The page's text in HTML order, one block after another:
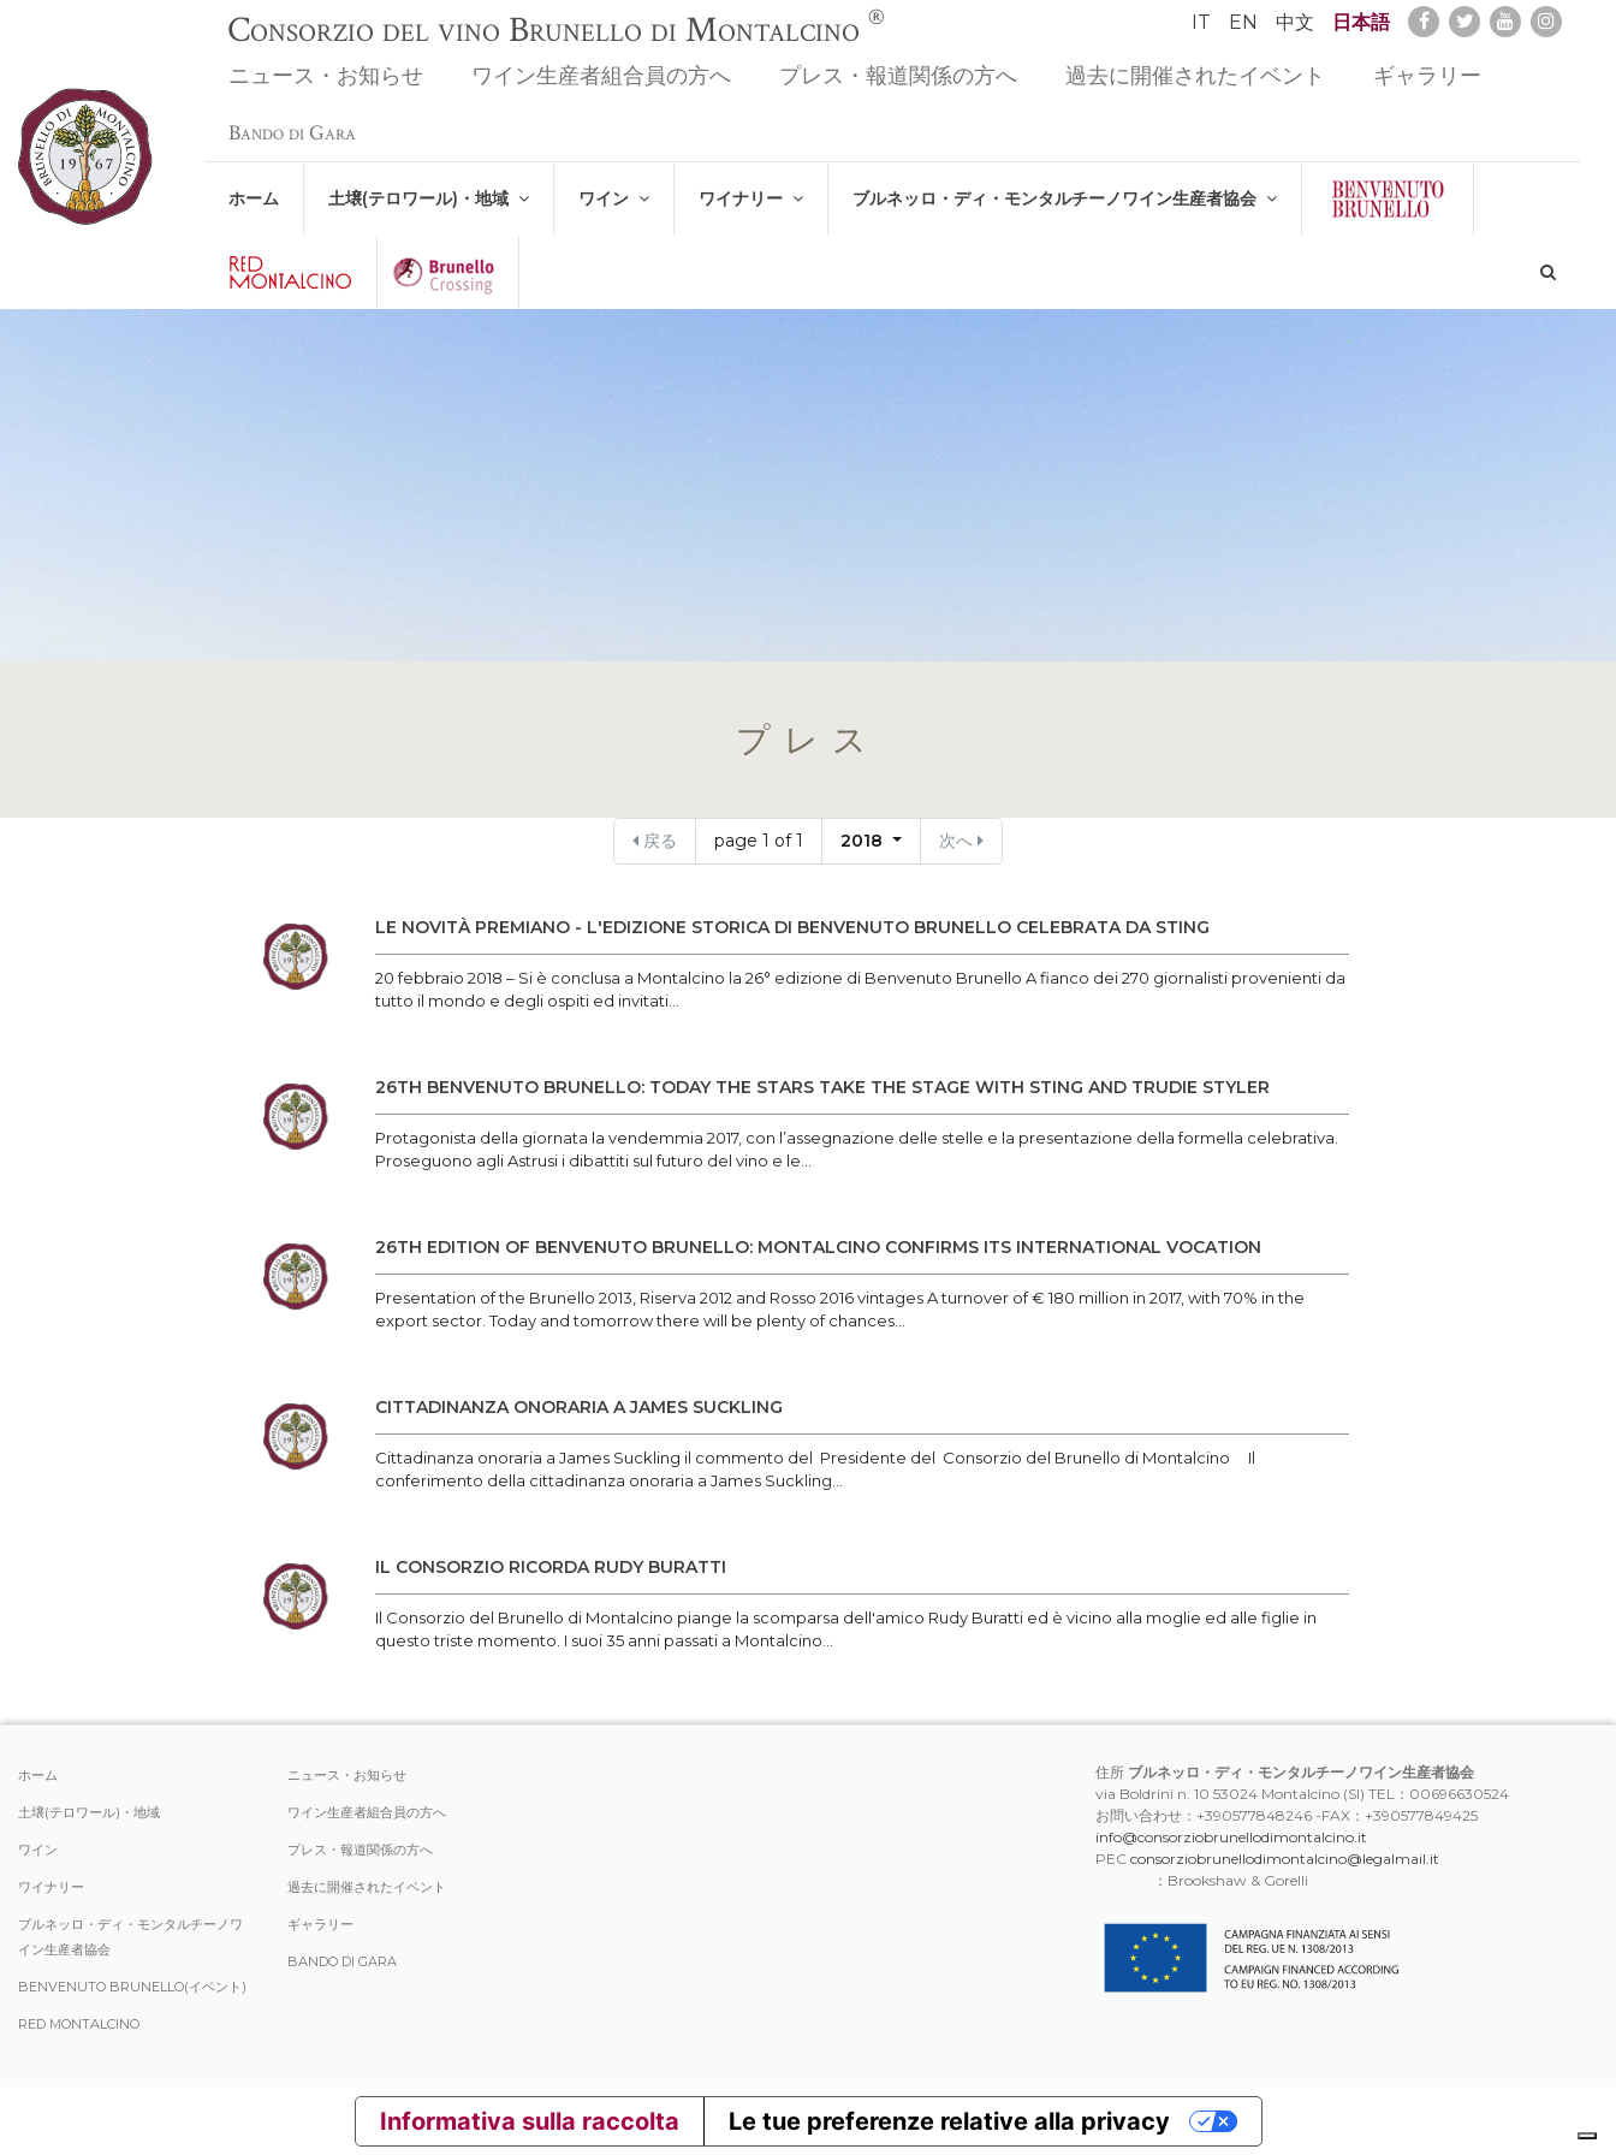
Consorzio del vino Brunello di Montalcino ® IT EN 中文 日本語
ニュース・お知らせ ワイン生産者組合員の方へ プレス・報道関係の方へ 過去に開催されたイベント ギャラリー
Bando di Gara
ホーム 土壌(テロワール)・地域 ワイン ワイナリー ブルネッロ・ディ・モンタルチーノワイン生産者協会
プレス
戻る page 1 of 1 2018 次へ
LE NOVITÀ PREMIANO - L'EDIZIONE STORICA DI BENVENUTO BRUNELLO CELEBRATA DA STING
20 febbraio 2018 – Si è conclusa a Montalcino la 26° edizione di Benvenuto Brunello A fianco dei 270 giornalisti provenienti da
tutto il mondo e degli ospiti ed invitati...
26TH BENVENUTO BRUNELLO: TODAY THE STARS TAKE THE STAGE WITH STING AND TRUDIE STYLER
Protagonista della giornata la vendemmia 2017, con l’assegnazione delle stelle e la presentazione della formella celebrativa.
Proseguono agli Astrusi i dibattiti sul futuro del vino e le...
26TH EDITION OF BENVENUTO BRUNELLO: MONTALCINO CONFIRMS ITS INTERNATIONAL VOCATION
Presentation of the Brunello 2013, Riserva 2012 and Rosso 2016 vintages A turnover of € 180 million in 2017, with 70% in the
export sector. Today and tomorrow there will be plenty of chances...
CITTADINANZA ONORARIA A JAMES SUCKLING
Cittadinanza onoraria a James Suckling il commento del Presidente del Consorzio del Brunello di Montalcino Il
conferimento della cittadinanza onoraria a James Suckling...
IL CONSORZIO RICORDA RUDY BURATTI
Il Consorzio del Brunello di Montalcino piange la scomparsa dell'amico Rudy Buratti ed è vicino alla moglie ed alle figlie in
questo triste momento. I suoi 35 anni passati a Montalcino...
ホーム
土壌(テロワール)・地域
ワイン
ワイナリー
ブルネッロ・ディ・モンタルチーノワ
イン生産者協会
BENVENUTO BRUNELLO(イベント)
RED MONTALCINO
ニュース・お知らせ
ワイン生産者組合員の方へ
プレス・報道関係の方へ
過去に開催されたイベント
ギャラリー
BANDO DI GARA
住所 ブルネッロ・ディ・モンタルチーノワイン生産者協会
via Boldrini n. 10 53024 Montalcino (SI) TEL：00696630524
お問い合わせ：+390577848246 -FAX：+390577849425
info@consorziobrunellodimontalcino.it
PEC consorziobrunellodimontalcino@legalmail.it
：Brookshaw & Gorelli
Informativa sulla raccolta Le tue preferenze relative alla privacy